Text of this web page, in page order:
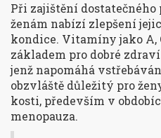
Při zajištění
ženám nabízí zlepšení
kondice. Vitamíny jako A,
základem pro dobré
jenž napomáhá
obzvláště důležitý pro
kosti, především v
menopauza.